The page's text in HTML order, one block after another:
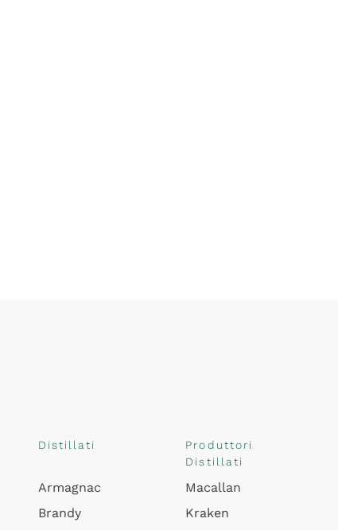
Distillati
Armagnac
Brandy
Produttori
Distillati
Macallan
Kraken